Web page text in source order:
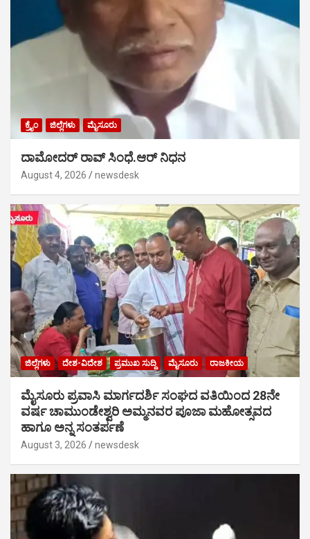
ಕ್ರೈಂ ಜಿಲ್ಲೆಗಳು ಮೈಸೂರು
ದಾಮೋದರ್ ರಾವ್ ಸಿಂಧೆ.ಆರ್ ನಿಧನ
August 4, 2026 newsdesk
ಜಿಲ್ಲೆಗಳು ದೇಶ-ವಿದೇಶ ಪ್ರಮುಖ ಸುದ್ದಿ ಮೈಸೂರು ರಾಜಕೀಯ
ಮೈಸೂರು ಪ್ರವಾಸಿ ಮಾರ್ಗದರ್ಶಿ ಸಂಘದ ವತಿಯಿಂದ 28ನೇ
ವರ್ಷ ಚಾಮುಂಡೇಶ್ವರಿ ಅಮ್ಮನವರ ಪೂಜಾ ಮಹೋತ್ಸವದ
ಹಾಗೂ ಅನ್ನ ಸಂತರ್ಪಣೆ
August 3, 2026 newsdesk